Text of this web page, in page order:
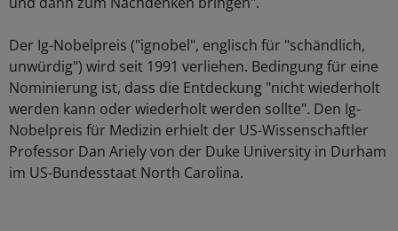
Der Ig-Nobelpreis ("ignobel", englisch für "schändlich,
unwürdig") wird seit 1991 verliehen. Bedingung für eine
Nominierung ist, dass die Entdeckung "nicht wiederholt
werden kann oder wiederholt werden sollte". Den Ig-
Nobelpreis für Medizin erhielt der US-Wissenschaftler
Professor Dan Ariely von der Duke University in Durham
im US-Bundesstaat North Carolina.